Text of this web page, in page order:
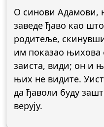
О синови Адамови,
заведе ђаво као
родитеље,
им показао њихова
заиста, види; он и
њих не видите.
да ђаволи буду
верују.